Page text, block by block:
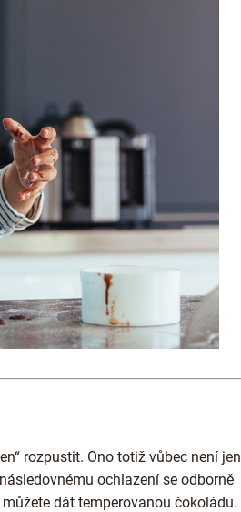
rozpustit. Ono totiž vůbec není jen
ochlazení se odborně
dát temperovanou čokoládu.